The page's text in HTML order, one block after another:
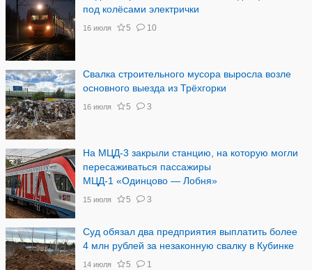
под колёсами электрички
16 июля 5 10
Свалка строительного мусора выросла возле
основного выезда из Трёхгорки
16 июля 5 3
На МЦД-3 закрыли станцию, на которую могли
пересаживаться пассажиры
МЦД-1 «Одинцово — Лобня»
15 июля 5 3
Суд обязал два предприятия выплатить более
4 млн рублей за незаконную свалку в Кубинке
14 июля 5 1